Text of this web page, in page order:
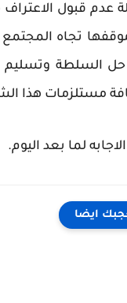
عدم قبول
تجاه
حل السلطة وتسليم
مستلزمات هذا
لما بعد اليوم.
ايضا